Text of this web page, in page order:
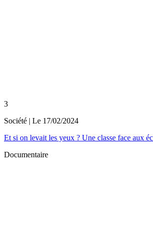
3
Société | Le 17/02/2024
Et si on levait les yeux ? Une classe face aux
Documentaire